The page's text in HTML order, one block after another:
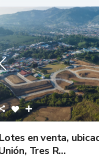
Lotes en venta,
Tres R...